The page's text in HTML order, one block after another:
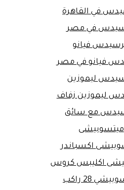
في القاهرة
في مصر
فيانو
فيانو في مصر
ليموزين
ليموزين زفاف
مع سائق
ميتسوبيشى
اكسباندر
اكليبس كروس
28 راكب